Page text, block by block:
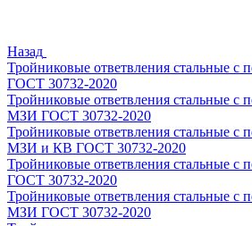
Назад
Тройниковые ответвления стальные
ГОСТ 30732-2020
Тройниковые ответвления стальные
МЗИ ГОСТ 30732-2020
Тройниковые ответвления стальные
МЗИ и КВ ГОСТ 30732-2020
Тройниковые ответвления стальные
ГОСТ 30732-2020
Тройниковые ответвления стальные
МЗИ ГОСТ 30732-2020